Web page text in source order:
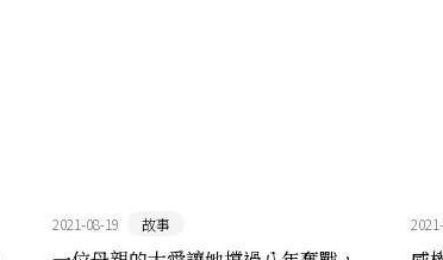
2021-08-19 故事